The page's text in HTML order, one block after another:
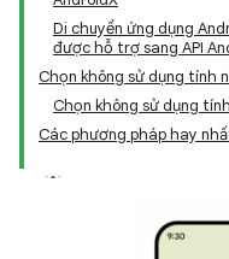
Di chuyển ứng dụng
được hỗ trợ sang API
Chọn không sử dụng tính
Chọn không sử dụng
Các phương pháp hay